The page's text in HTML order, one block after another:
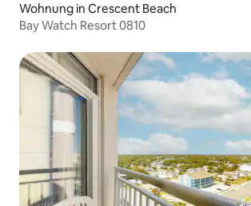
Wohnung in Crescent Beach
Bay Watch Resort 0810